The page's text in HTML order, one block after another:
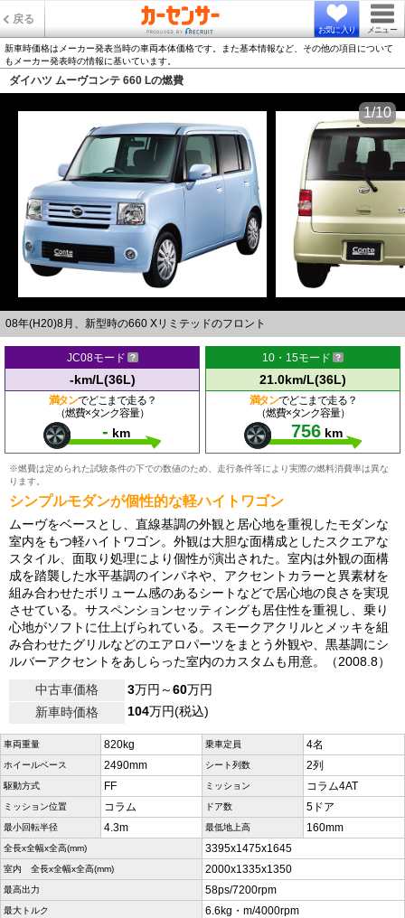
戻る
お気に入り メニュー
新車時価格はメーカー発表当時の車両本体価格です。また基本情報など、その他の項目について
もメーカー発表時の情報に基いています。
ダイハツ ムーヴコンテ 660 Lの燃費
08年(H20)8月、新型時の660 Xリミテッドのフロント
1/10
JC08モード
-km/L(36L)
満タンでどこまで走る？
（燃費×タンク容量）
- km
10・15モード
21.0km/L(36L)
満タンでどこまで走る？
（燃費×タンク容量）
756 km
※燃費は定められた試験条件の下での数値のため、走行条件等により実際の燃料消費率は異な
ります。
シンプルモダンが個性的な軽ハイトワゴン
ムーヴをベースとし、直線基調の外観と居心地を重視したモダンな
室内をもつ軽ハイトワゴン。外観は大胆な面構成としたスクエアな
スタイル、面取り処理により個性が演出された。室内は外観の面構
成を踏襲した水平基調のインパネや、アクセントカラーと異素材を
組み合わせたボリューム感のあるシートなどで居心地の良さを実現
させている。サスペンションセッティングも居住性を重視し、乗り
心地がソフトに仕上げられている。スモークアクリルとメッキを組
み合わせたグリルなどのエアロパーツをまとう外観や、黒基調にシ
ルバーアクセントをあしらった室内のカスタムも用意。（2008.8）
中古車価格
3万円～60万円
新車時価格
104万円(税込)
車両重量 820kg 乗車定員 4名
ホイールベース 2490mm シート列数 2列
駆動方式 FF ミッション コラム4AT
ミッション位置 コラム ドア数 5ドア
最小回転半径 4.3m 最低地上高 160mm
全長x全幅x全高(mm) 3395x1475x1645
室内 全長x全幅x全高(mm) 2000x1335x1350
最高出力 58ps/7200rpm
最大トルク 6.6kg・m/4000rpm